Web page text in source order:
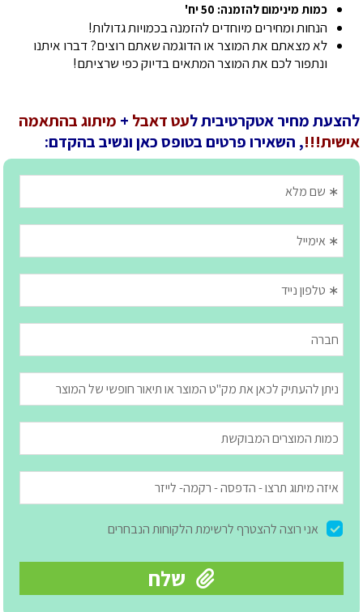
כמות מינימום להזמנה: 50 יח'
הנחות ומחירים מיוחדים להזמנה בכמויות גדולות!
לא מצאתם את המוצר או הדוגמה שאתם רוצים? דברו איתנו
ונתפור לכם את המוצר המתאים בדיוק כפי שרציתם!
להצעת מחיר אטקרטיבית לעט דאבל + מיתוג בהתאמה
אישית!!!, השאירו פרטים בטופס כאן ונשיב בהקדם: